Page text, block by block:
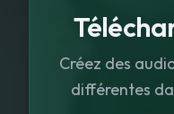
Créez des
différentes